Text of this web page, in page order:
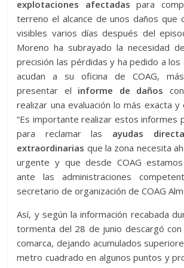
explotaciones afectadas para
terreno el alcance de unos daños que
visibles varios días después del
Moreno ha subrayado la necesidad
precisión las pérdidas y ha pedido a
acudan a su oficina de COAG,
presentar el informe de daños
realizar una evaluación lo más exacta y
“Es importante realizar estos informes
para reclamar las ayudas
extraordinarias que la zona necesita
urgente y que desde COAG
ante las administraciones
secretario de organización de COAG
Así, y según la información recabada
tormenta del 28 de junio descargó con
comarca, dejando acumulados
metro cuadrado en algunos puntos y